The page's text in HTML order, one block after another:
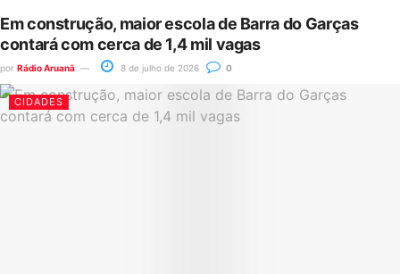
Em construção, maior escola de Barra do Garças
contará com cerca de 1,4 mil vagas
por Rádio Aruanã 8 de julho de 2026 0
CIDADES